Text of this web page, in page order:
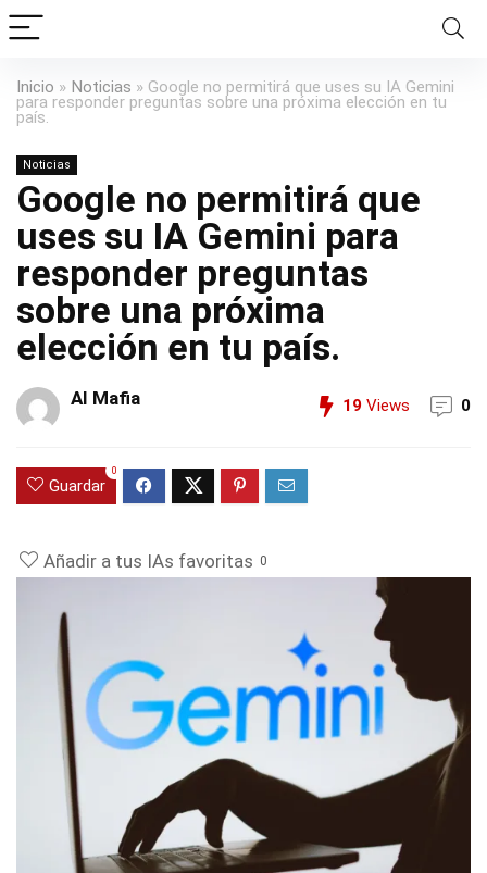
Inicio » Noticias » Google no permitirá que uses su IA Gemini
para responder preguntas sobre una próxima elección en tu
país.
Noticias
Google no permitirá que
uses su IA Gemini para
responder preguntas
sobre una próxima
elección en tu país.
AI Mafia 19 Views 0
Guardar
0
Añadir a tus IAs favoritas 0